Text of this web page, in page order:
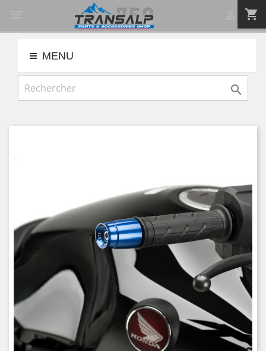
shopping_cart
MENU
